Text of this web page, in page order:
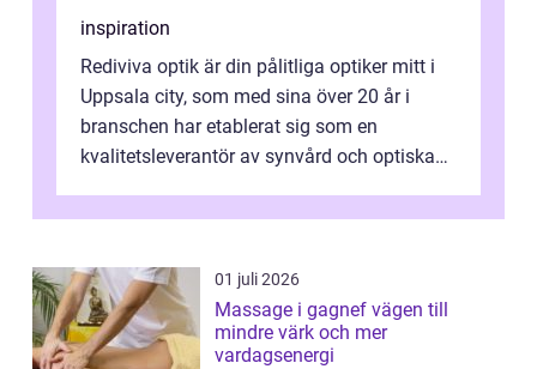
inspiration
Rediviva optik är din pålitliga optiker mitt i
Uppsala city, som med sina över 20 år i
branschen har etablerat sig som en
kvalitetsleverantör av synvård och optiska
01 juli 2026
Massage i gagnef vägen till
mindre värk och mer
vardagsenergi